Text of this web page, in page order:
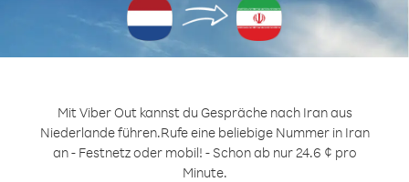
Mit Viber Out kannst du Gespräche nach Iran aus
Niederlande führen.Rufe eine beliebige Nummer in Iran
an - Festnetz oder mobil! - Schon ab nur 24.6 ¢ pro
Minute.